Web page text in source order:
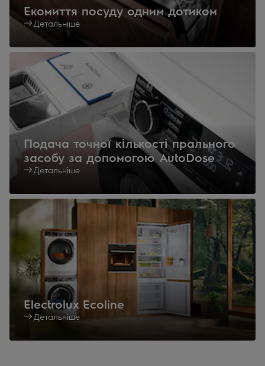
Екомиття посуду одним дотиком
Детальніше
Подача точної кількості прального
засобу за допомогою AutoDose
Детальніше
Electrolux Ecoline
Детальніше